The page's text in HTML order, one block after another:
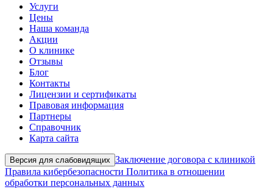
Услуги
Цены
Наша команда
Акции
О клинике
Отзывы
Блог
Контакты
Лицензии и сертификаты
Правовая информация
Партнеры
Справочник
Карта сайта
Версия для слабовидящих Заключение договора с клиникой
Правила кибербезопасности Политика в отношении
обработки персональных данных